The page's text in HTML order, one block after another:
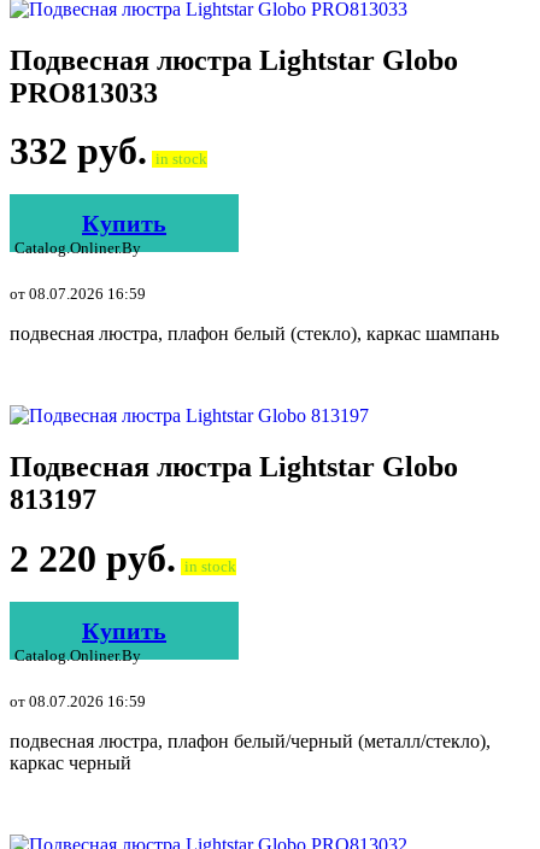
Подвесная люстра Lightstar Globo
PRO813033
332 руб. in stock
Купить
Catalog.onliner.by
от 08.07.2026 16:59
подвесная люстра, плафон белый (стекло), каркас шампань
Подвесная люстра Lightstar Globo
813197
2 220 руб. in stock
Купить
Catalog.onliner.by
от 08.07.2026 16:59
подвесная люстра, плафон белый/черный (металл/стекло),
каркас черный